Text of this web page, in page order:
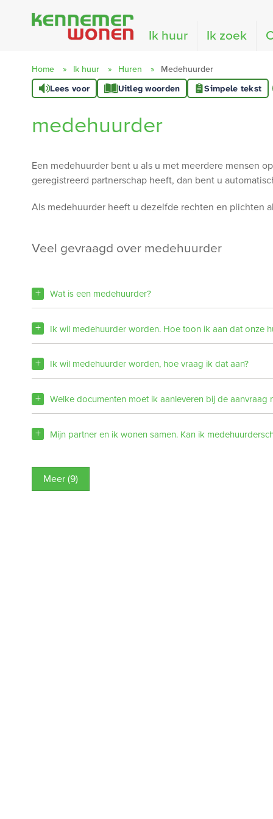
Naar hoofdinhoud
Naar hoofdnavigatiemenu
Naar zoeken
Naar de homepage
Ik huur Ik zoek
Home Ik huur Huren Medehuurder
Lees voor Uitleg woorden Simpele tekst
medehuurder
Een medehuurder bent u als u met meerdere mensen
geregistreerd partnerschap heeft, dan bent u
Als medehuurder heeft u dezelfde rechten en plichten
veel gevraagd over medehuurder
Wat is een medehuurder?
Ik wil medehuurder worden. Hoe toon ik aan dat onze
Ik wil medehuurder worden, hoe vraag ik dat aan?
Welke documenten moet ik aanleveren bij de aanvraag
Mijn partner en ik wonen samen. Kan ik
Meer (9)